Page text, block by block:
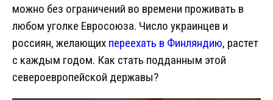
можно без ограничений во времени проживать в
любом уголке Евросоюза. Число украинцев и
россиян, желающих переехать в Финляндию, растет
с каждым годом. Как стать подданным этой
североевропейской державы?